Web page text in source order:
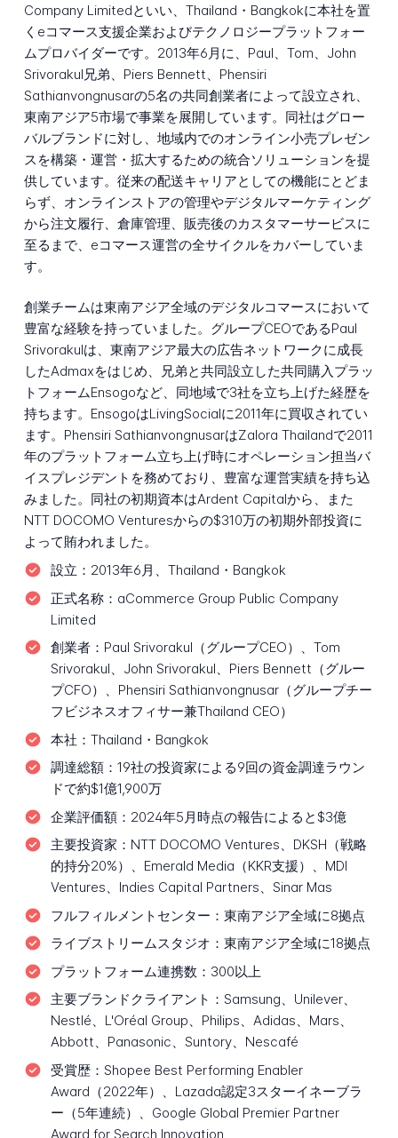
Company Limitedといい、Thailand・Bangkokに本社を置
くeコマース支援企業およびテクノロジープラットフォー
ムプロバイダーです。2013年6月に、Paul、Tom、John
Srivorakul兄弟、Piers Bennett、Phensiri
Sathianvongnusarの5名の共同創業者によって設立され、
東南アジア5市場で事業を展開しています。同社はグロー
バルブランドに対し、地域内でのオンライン小売プレゼン
スを構築・運営・拡大するための統合ソリューションを提
供しています。従来の配送キャリアとしての機能にとどま
らず、オンラインストアの管理やデジタルマーケティング
から注文履行、倉庫管理、販売後のカスタマーサービスに
至るまで、eコマース運営の全サイクルをカバーしていま
す。
創業チームは東南アジア全域のデジタルコマースにおいて
豊富な経験を持っていました。グループCEOであるPaul
Srivorakulは、東南アジア最大の広告ネットワークに成長
したAdmaxをはじめ、兄弟と共同設立した共同購入プラッ
トフォームEnsogoなど、同地域で3社を立ち上げた経歴を
持ちます。EnsogoはLivingSocialに2011年に買収されてい
ます。Phensiri SathianvongnusarはZalora Thailandで2011
年のプラットフォーム立ち上げ時にオペレーション担当バ
イスプレジデントを務めており、豊富な運営実績を持ち込
みました。同社の初期資本はArdent Capitalから、また
NTT DOCOMO Venturesからの$310万の初期外部投資に
よって賄われました。
設立： 2013年6月、Thailand・Bangkok
正式名称： aCommerce Group Public Company
Limited
創業者： Paul Srivorakul（グループCEO）、Tom
Srivorakul、John Srivorakul、Piers Bennett（グルー
プCFO）、Phensiri Sathianvongnusar（グループチー
フビジネスオフィサー兼Thailand CEO）
本社： Thailand・Bangkok
調達総額： 19社の投資家による9回の資金調達ラウン
ドで約$1億1,900万
企業評価額： 2024年5月時点の報告によると$3億
主要投資家： NTT DOCOMO Ventures、DKSH（戦略
的持分20%）、Emerald Media（KKR支援）、MDI
Ventures、Indies Capital Partners、Sinar Mas
フルフィルメントセンター： 東南アジア全域に8拠点
ライブストリームスタジオ： 東南アジア全域に18拠点
プラットフォーム連携数： 300以上
主要ブランドクライアント： Samsung、Unilever、
Nestlé、L'Oréal Group、Philips、Adidas、Mars、
Abbott、Panasonic、Suntory、Nescafé
受賞歴： Shopee Best Performing Enabler
Award（2022年）、Lazada認定3スターイネーブラ
ー（5年連続）、Google Global Premier Partner
Award for Search Innovation